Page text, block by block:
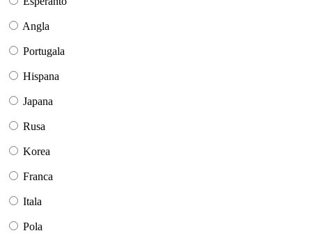
Angla
Portugala
Hispana
Japana
Rusa
Korea
Franca
Itala
Pola